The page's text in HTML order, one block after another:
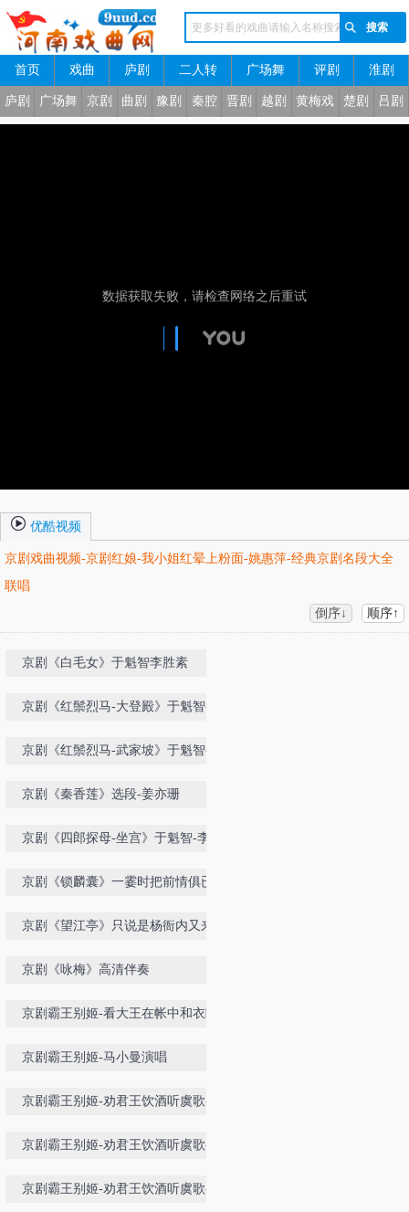
首页 戏曲 庐剧 二人转 广场舞 评剧 淮剧
庐剧 广场舞 京剧 曲剧 豫剧 秦腔 晋剧 越剧 黄梅戏 楚剧 吕剧
优酷视频
京剧戏曲视频-京剧红娘-我小姐红晕上粉面-姚惠萍-经典京剧名段大全
联唱
倒序↓
顺序↑
京剧《白毛女》于魁智李胜素
京剧《红鬃烈马-大登殿》于魁智-李
京剧《红鬃烈马-武家坡》于魁智-李
京剧《秦香莲》选段-姜亦珊
京剧《四郎探母-坐宫》于魁智-李胜
京剧《锁麟囊》一霎时把前情俱已昧
京剧《望江亭》只说是杨衙内又来搅
京剧《咏梅》高清伴奏
京剧霸王别姬-看大王在帐中和衣睡
京剧霸王别姬-马小曼演唱
京剧霸王别姬-劝君王饮酒听虞歌-丁
京剧霸王别姬-劝君王饮酒听虞歌-丁
京剧霸王别姬-劝君王饮酒听虞歌-史